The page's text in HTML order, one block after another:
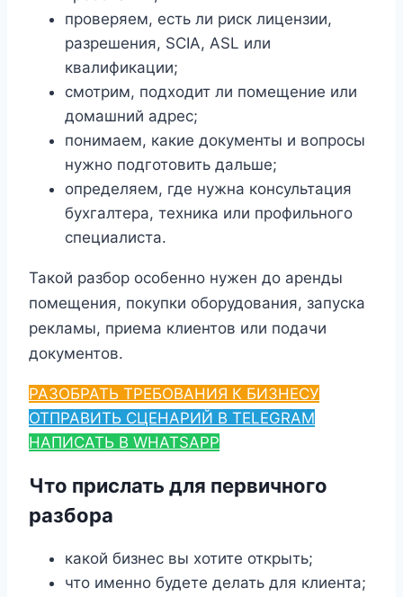
проверяем, есть ли риск лицензии,
разрешения, SCIA, ASL или
квалификации;
смотрим, подходит ли помещение или
домашний адрес;
понимаем, какие документы и вопросы
нужно подготовить дальше;
определяем, где нужна консультация
бухгалтера, техника или профильного
специалиста.
Такой разбор особенно нужен до аренды
помещения, покупки оборудования, запуска
рекламы, приема клиентов или подачи
документов.
РАЗОБРАТЬ ТРЕБОВАНИЯ К БИЗНЕСУ
ОТПРАВИТЬ СЦЕНАРИЙ В TELEGRAM
НАПИСАТЬ В WHATSAPP
Что прислать для первичного
разбора
какой бизнес вы хотите открыть;
что именно будете делать для клиента;